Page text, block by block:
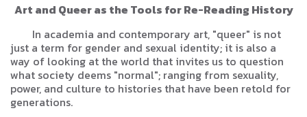
Art and Queer as the Tools for Re-Reading History
In academia and contemporary art, "queer" is not
just a term for gender and sexual identity; it is also a
way of looking at the world that invites us to question
what society deems "normal"; ranging from sexuality,
power, and culture to histories that have been retold for
generations.